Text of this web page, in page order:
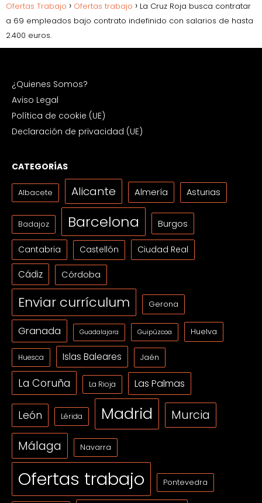
Ofertas Trabajo Ofertas trabajo
La Cruz Roja busca contratar
a 69 empleados bajo contrato indefinido con salarios de hasta
2.400 euros.
¿Quienes Somos?
Aviso Legal
Política de cookie (UE)
Declaración de privacidad (UE)
CATEGORÍAS
Albacete Alicante Almería Asturias
Badajoz Barcelona Burgos
Cantabria Castellón Ciudad Real
Cádiz Córdoba
Enviar currículum Gerona
Granada Guadalajara Guipúzcoa Huelva
Huesca Islas Baleares Jaén
La Coruña La Rioja Las Palmas
León Lérida Madrid Murcia
Málaga Navarra
Ofertas trabajo Pontevedra